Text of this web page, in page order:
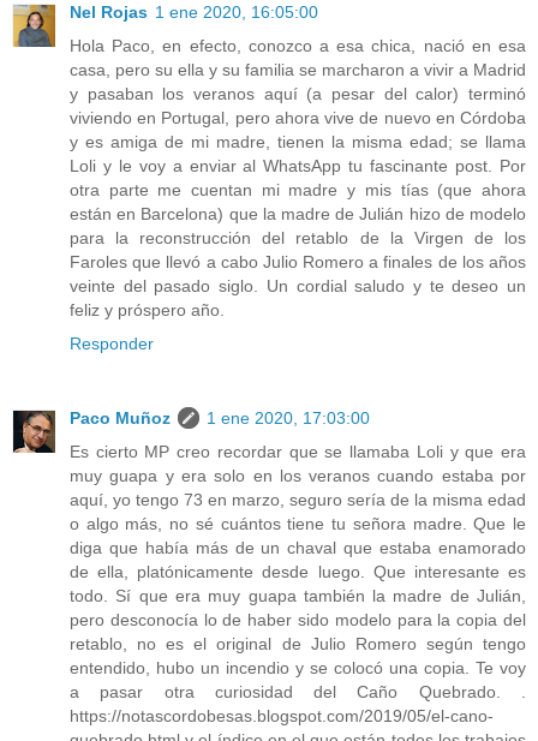
Nel Rojas 1 ene 2020, 16:05:00
Hola Paco, en efecto, conozco a esa chica, nació en esa
casa, pero su ella y su familia se marcharon a vivir a Madrid
y pasaban los veranos aquí (a pesar del calor) terminó
viviendo en Portugal, pero ahora vive de nuevo en Córdoba
y es amiga de mi madre, tienen la misma edad; se llama
Loli y le voy a enviar al WhatsApp tu fascinante post. Por
otra parte me cuentan mi madre y mis tías (que ahora
están en Barcelona) que la madre de Julián hizo de modelo
para la reconstrucción del retablo de la Virgen de los
Faroles que llevó a cabo Julio Romero a finales de los años
veinte del pasado siglo. Un cordial saludo y te deseo un
feliz y próspero año.
Responder
Paco Muñoz
1 ene 2020, 17:03:00
Es cierto MP creo recordar que se llamaba Loli y que era
muy guapa y era solo en los veranos cuando estaba por
aquí, yo tengo 73 en marzo, seguro sería de la misma edad
o algo más, no sé cuántos tiene tu señora madre. Que le
diga que había más de un chaval que estaba enamorado
de ella, platónicamente desde luego. Que interesante es
todo. Sí que era muy guapa también la madre de Julián,
pero desconocía lo de haber sido modelo para la copia del
retablo, no es el original de Julio Romero según tengo
entendido, hubo un incendio y se colocó una copia. Te voy
a pasar otra curiosidad del Caño Quebrado. .
https://notascordobesas.blogspot.com/2019/05/el-cano-